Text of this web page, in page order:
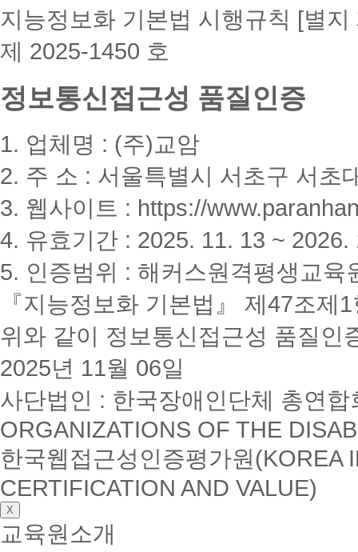
지능정보화 기본법 시행규칙 [별지
제 2025-1450 호
정보통신접근성 품질인증
1. 업체명 : (주)교암
2. 주 소 : 서울특별시 서초구 서초
3. 웹사이트 : https://
4. 유효기간 : 2025. 11. 13 ~ 2026.
5. 인증범위 : 해커스원격평생교육
『지능정보화 기본법』 제47조
위와 같이 정보통신접근성 품질인
2025년 11월 06일
사단법인 : 한국장애인단체 총연
ORGANIZATIONS OF THE
한국웹접근성인증평가원(KOREA
CERTIFICATION AND VALUE)
X
교육원소개